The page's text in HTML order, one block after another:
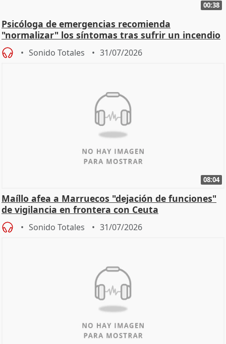
00:38
Psicóloga de emergencias recomienda
"normalizar" los síntomas tras sufrir un incendio
Sonido Totales 31/07/2026
08:04
Maíllo afea a Marruecos "dejación de funciones"
de vigilancia en frontera con Ceuta
Sonido Totales 31/07/2026